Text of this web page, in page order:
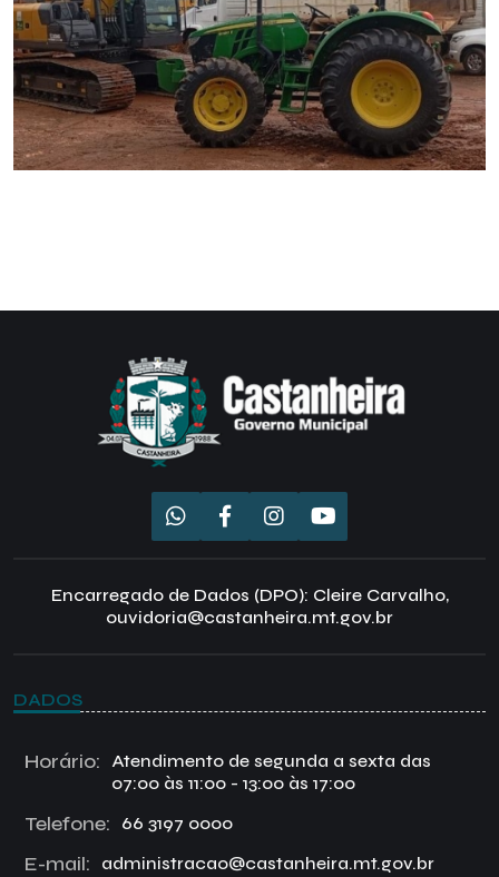
Encarregado de Dados (DPO): Cleire Carvalho,
ouvidoria@castanheira.mt.gov.br
DADOS
Horário:
Atendimento de segunda a sexta das
07:00 às 11:00 - 13:00 às 17:00
Telefone: 66 3197 0000
E-mail: administracao@castanheira.mt.gov.br